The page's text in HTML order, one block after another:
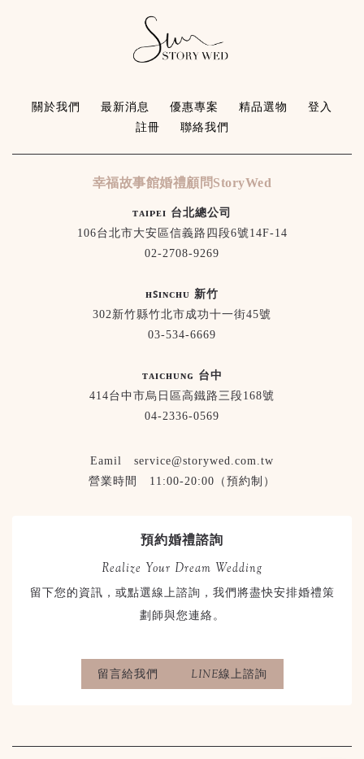
關於我們 最新消息 優惠專案 精品選物
登入
註冊
聯絡我們
幸福故事館婚禮顧問StoryWed
ᴛᴀɪᴘᴇɪ 台北總公司
106台北市大安區信義路四段6號14F-14
02-2708-9269
ʜꜱɪɴᴄʜᴜ 新竹
302新竹縣竹北市成功十一街45號
03-534-6669
ᴛᴀɪᴄʜᴜɴɢ 台中
414台中市烏日區高鐵路三段168號
04-2336-0569
Eamil service@storywed.com.tw
營業時間 11:00-20:00（預約制）
預約婚禮諮詢
Realize Your Dream Wedding
留下您的資訊，或點選線上諮詢，我們將盡快安排婚禮策
劃師與您連絡。
留言給我們 LINE線上諮詢